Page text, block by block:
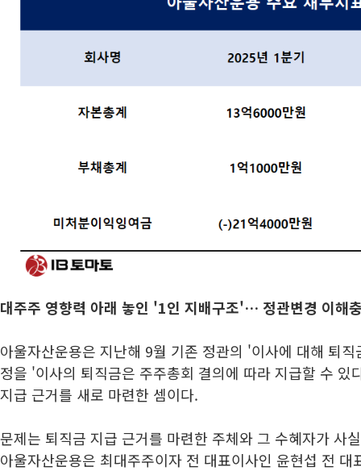
대주주 영향력 아래 놓인 '1인 지배구조'… 정관변경 이해
아울자산운용은 지난해 9월 기존 정관의 '이사에 대해 퇴
정을 '이사의 퇴직금은 주주총회 결의에 따라 지급할 수 있
지급 근거를 새로 마련한 셈이다.
문제는 퇴직금 지급 근거를 마련한 주체와 그 수혜자가 사
아울자산운용은 최대주주이자 전 대표이사인 윤현섭 전